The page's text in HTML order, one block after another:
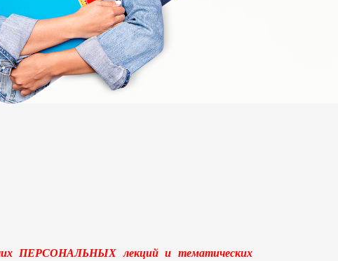
ПЕРСОНАЛЬНЫХ лекций и тематических